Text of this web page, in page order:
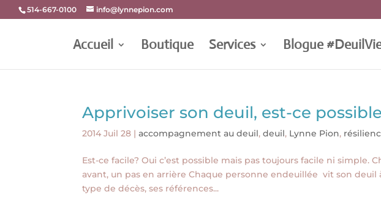
514-667-0100 info@lynnepion.com
Accueil Boutique Services Blogue
Apprivoiser son deuil, est-ce
2014 Juil 28 |accompagnement au deuil,deuil, Lynne Pion,
Est-ce facile? Oui c’est possible mais pas toujours facile ni simple.
avant, un pas en arrière Chaque personne endeuillée vit son deuil
type de décès, ses références...